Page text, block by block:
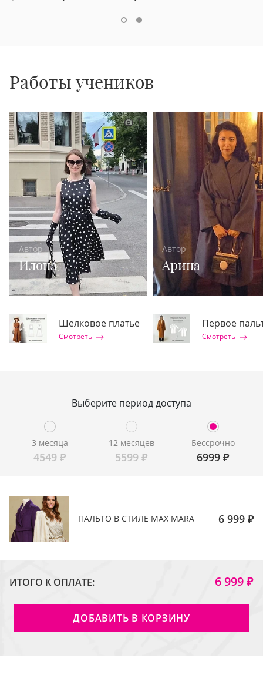
Работы учеников
1
Автор
Илона
Шелковое платье
Смотреть
Автор
Арина
Первое
Смотреть
Выберите период доступа
3 месяца
4549 ₽
12 месяцев
5599 ₽
Бессрочно
6999₽
ПАЛЬТО В СТИЛЕ MAX MARA 6 999 ₽
ИТОГО К ОПЛАТЕ: 6 999 ₽
ДОБАВИТЬ В КОРЗИНУ